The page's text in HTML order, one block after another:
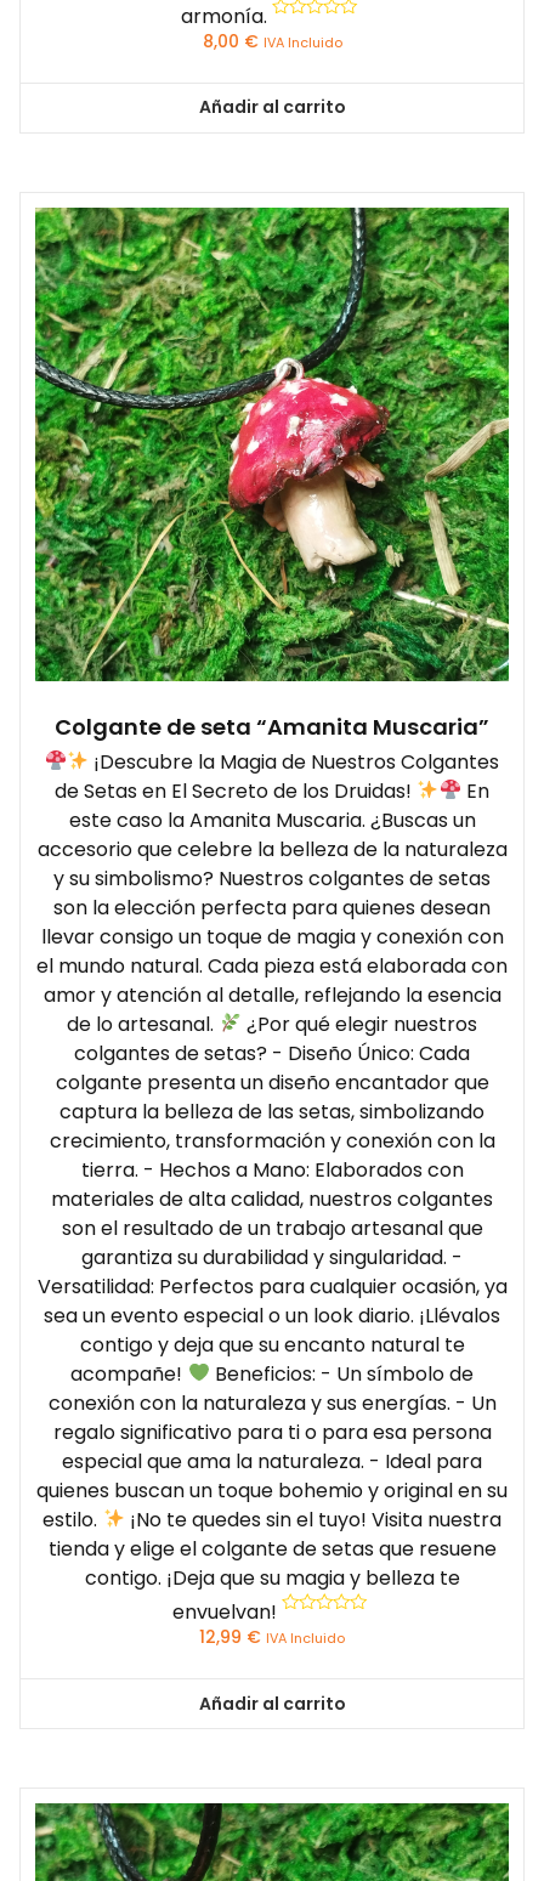
armonía.
con
8,00 € IVA Incluido
Añadir al carrito
Colgante de seta “Amanita Muscaria”
¡Descubre la Magia de Nuestros Colgantes
de Setas en El Secreto de los Druidas!
En
este caso la Amanita Muscaria. ¿Buscas un
accesorio que celebre la belleza de la naturaleza
y su simbolismo? Nuestros colgantes de setas
son la elección perfecta para quienes desean
llevar consigo un toque de magia y conexión con
el mundo natural. Cada pieza está elaborada con
amor y atención al detalle, reflejando la esencia
de lo artesanal.
¿Por qué elegir nuestros
colgantes de setas? - Diseño Único: Cada
colgante presenta un diseño encantador que
captura la belleza de las setas, simbolizando
crecimiento, transformación y conexión con la
tierra. - Hechos a Mano: Elaborados con
materiales de alta calidad, nuestros colgantes
son el resultado de un trabajo artesanal que
garantiza su durabilidad y singularidad. -
Versatilidad: Perfectos para cualquier ocasión, ya
sea un evento especial o un look diario. ¡Llévalos
contigo y deja que su encanto natural te
acompañe!
Beneficios: - Un símbolo de
conexión con la naturaleza y sus energías. - Un
regalo significativo para ti o para esa persona
especial que ama la naturaleza. - Ideal para
quienes buscan un toque bohemio y original en su
estilo.
¡No te quedes sin el tuyo! Visita nuestra
tienda y elige el colgante de setas que resuene
contigo. ¡Deja que su magia y belleza te
envuelvan!
con
12,99 € IVA Incluido
Añadir al carrito